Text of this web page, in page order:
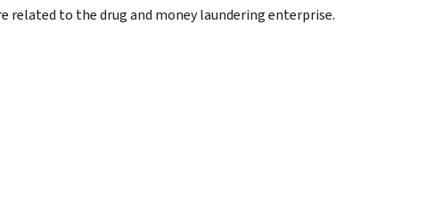
to the drug and money laundering enterprise.